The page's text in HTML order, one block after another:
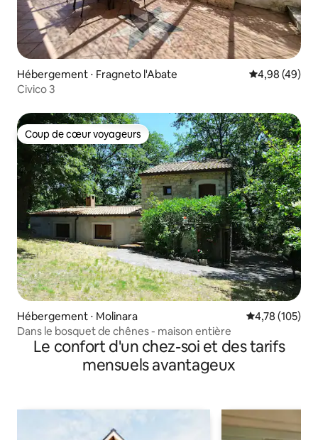
Hébergement ⋅ Fragneto l'Abate Évaluation
4,98 (49)
Civico 3
Coup de cœur voyageurs
Coup de cœur voyageurs
Hébergement ⋅ Molinara Évaluation
4,78 (105)
Dans le bosquet de chênes - maison entière
Le confort d'un chez-soi et des tarifs
mensuels avantageux